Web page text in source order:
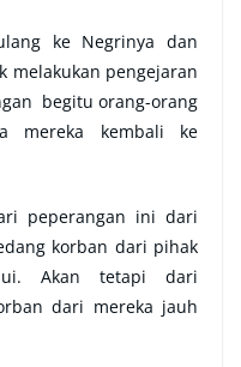
ke Negrinya dan
melakukan pengejaran
begitu orang-orang
mereka kembali ke
peperangan ini dari
korban dari pihak
Akan tetapi dari
dari mereka jauh